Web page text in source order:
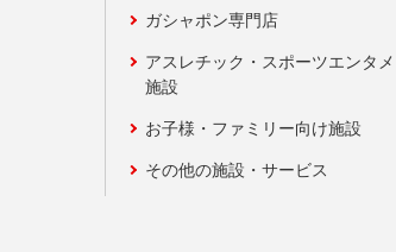
ガシャポン専門店
アスレチック・スポーツエンタメ
施設
お子様・ファミリー向け施設
その他の施設・サービス